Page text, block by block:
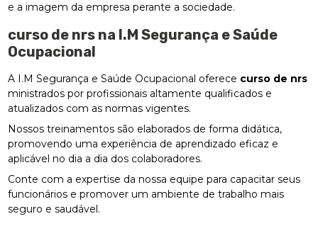
e a imagem da empresa perante a sociedade.
curso de nrs na I.M Segurança e Saúde
Ocupacional
A I.M Segurança e Saúde Ocupacional oferece curso de nrs
ministrados por profissionais altamente qualificados e
atualizados com as normas vigentes.
Nossos treinamentos são elaborados de forma didática,
promovendo uma experiência de aprendizado eficaz e
aplicável no dia a dia dos colaboradores.
Conte com a expertise da nossa equipe para capacitar seus
funcionários e promover um ambiente de trabalho mais
seguro e saudável.